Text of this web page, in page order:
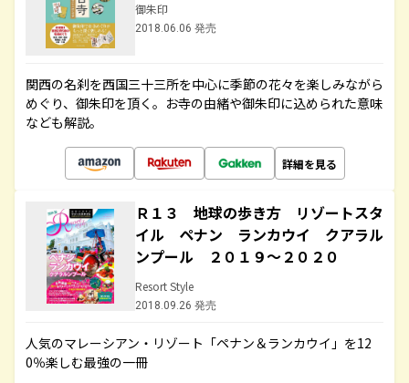
御朱印
2018.06.06 発売
関西の名刹を西国三十三所を中心に季節の花々を楽しみながら
めぐり、御朱印を頂く。お寺の由緒や御朱印に込められた意味
なども解説。
詳細を見る
Ｒ１３ 地球の歩き方 リゾートスタ
イル ペナン ランカウイ クアラル
ンプール ２０１９～２０２０
Resort Style
2018.09.26 発売
人気のマレーシアン・リゾート「ペナン＆ランカウイ」を12
0％楽しむ最強の一冊